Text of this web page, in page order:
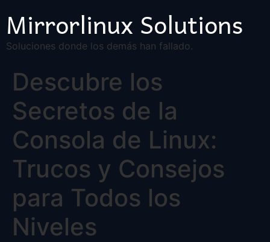
Mirrorlinux Solutions
Soluciones donde los demás han fallado.
Descubre los
Secretos de la
Consola de Linux:
Trucos y Consejos
para Todos los
Niveles